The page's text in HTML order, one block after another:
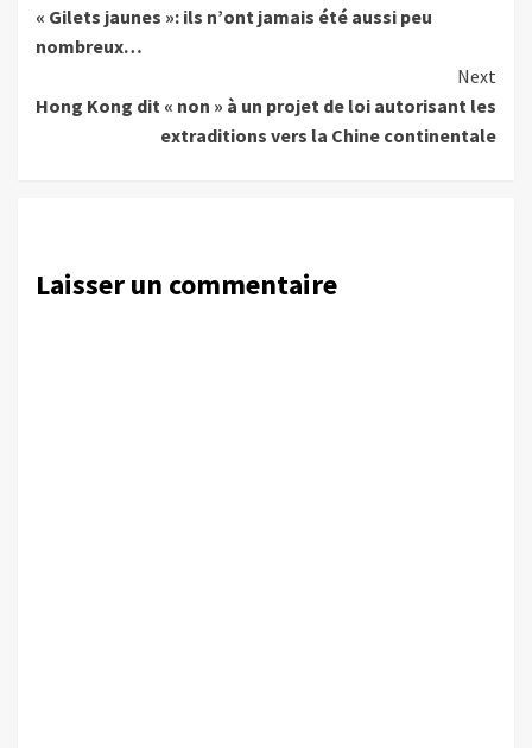
Reading
« Gilets jaunes »: ils n’ont jamais été aussi peu
nombreux…
Next
Hong Kong dit « non » à un projet de loi autorisant les
extraditions vers la Chine continentale
Laisser un commentaire